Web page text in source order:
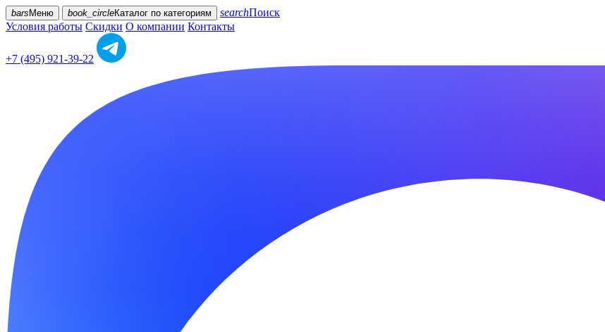
bars Меню book_circleКаталог по категориям searchПоиск
Условия работы Скидки О компании Контакты
+7 (495) 921-39-22